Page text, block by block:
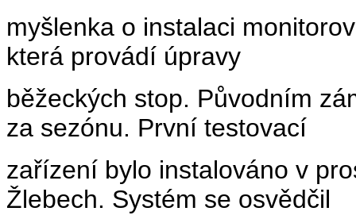
myšlenka o instalaci
která provádí úpravy
běžeckých stop. Původním
za sezónu. První testovací
zařízení bylo instalováno v
Žlebech. Systém se osvědčil